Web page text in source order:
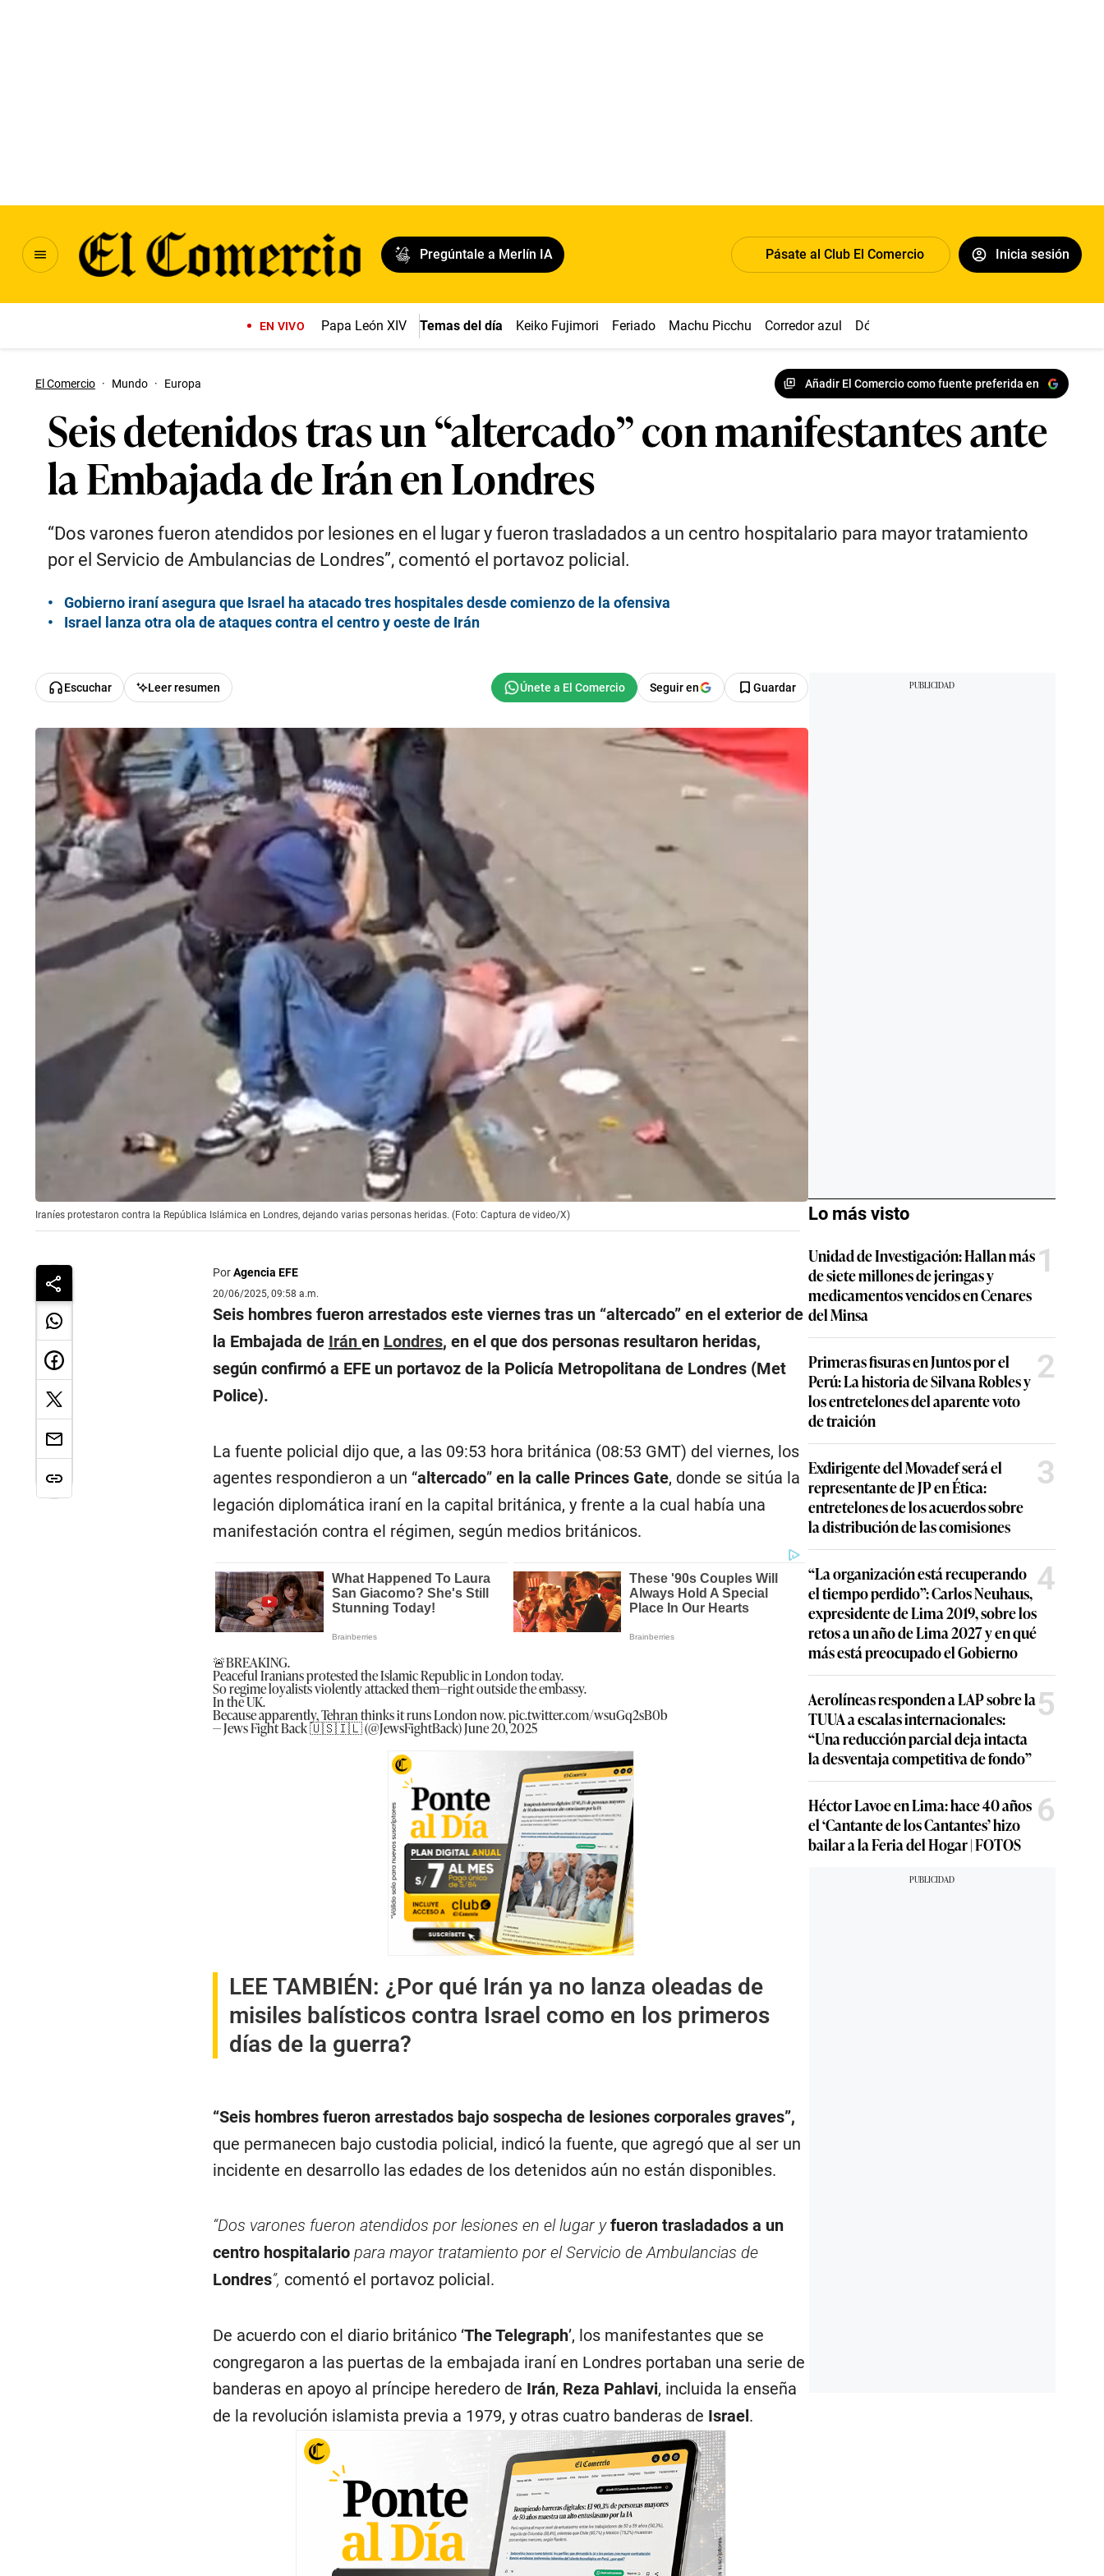
Pregúntale a Merlín IA Pásate al Club El Comercio Inicia sesión
EN VIVO Papa León XIV Temas del día Keiko Fujimori Feriado Machu Picchu Corredor azul Dólar
El Comercio · Mundo · Europa Añadir El Comercio como fuente preferida en
Seis detenidos tras un “altercado” con manifestantes ante
la Embajada de Irán en Londres
“Dos varones fueron atendidos por lesiones en el lugar y fueron trasladados a un centro hospitalario para mayor tratamiento
por el Servicio de Ambulancias de Londres”, comentó el portavoz policial.
Gobierno iraní asegura que Israel ha atacado tres hospitales desde comienzo de la ofensiva
Israel lanza otra ola de ataques contra el centro y oeste de Irán
Escuchar Leer resumen Seguir en Guardar
Iraníes protestaron contra la República Islámica en Londres, dejando varias personas heridas. (Foto: Captura de video/X)
PorAgencia EFE
20/06/2025, 09:58 a.m.
Seis hombres fueron arrestados este viernes tras un “altercado” en el exterior de
la Embajada de Irán en Londres, en el que dos personas resultaron heridas,
según confirmó a EFE un portavoz de la Policía Metropolitana de Londres (Met
Police).
La fuente policial dijo que, a las 09:53 hora británica (08:53 GMT) del viernes, los
agentes respondieron a un “altercado” en la calle Princes Gate, donde se sitúa la
legación diplomática iraní en la capital británica, y frente a la cual había una
manifestación contra el régimen, según medios británicos.
🚨BREAKING.
Peaceful Iranians protested the Islamic Republic in London today.
So regime loyalists violently attacked them—right outside the embassy.
In the UK.
Because apparently, Tehran thinks it runs London now.pic.twitter.com/wsuGq2sB0b
— Jews Fight Back 🇺🇸🇮🇱 (@JewsFightBack)June 20, 2025
LEE TAMBIÉN: ¿Por qué Irán ya no lanza oleadas de
misiles balísticos contra Israel como en los primeros
días de la guerra?
“Seis hombres fueron arrestados bajo sospecha de lesiones corporales graves”,
que permanecen bajo custodia policial, indicó la fuente, que agregó que al ser un
incidente en desarrollo las edades de los detenidos aún no están disponibles.
“Dos varones fueron atendidos por lesiones en el lugar yfueron trasladados a un
centro hospitalariopara mayor tratamiento por el Servicio de Ambulancias de
Londres”, comentó el portavoz policial.
De acuerdo con el diario británico ‘The Telegraph’, los manifestantes que se
congregaron a las puertas de la embajada iraní en Londres portaban una serie de
banderas en apoyo al príncipe heredero de Irán, Reza Pahlavi, incluida la enseña
de la revolución islamista previa a 1979, y otras cuatro banderas de Israel.
Lo más visto
Unidad de Investigación: Hallan más
de siete millones de jeringas y
medicamentos vencidos en Cenares
del Minsa
1
Primeras fisuras en Juntos por el
Perú: La historia de Silvana Robles y
los entretelones del aparente voto
de traición
2
Exdirigente del Movadef será el
representante de JP en Ética:
entretelones de los acuerdos sobre
la distribución de las comisiones
3
“La organización está recuperando
el tiempo perdido”: Carlos Neuhaus,
expresidente de Lima 2019, sobre los
retos a un año de Lima 2027 y en qué
más está preocupado el Gobierno
4
Aerolíneas responden a LAP sobre la
TUUA a escalas internacionales:
“Una reducción parcial deja intacta
la desventaja competitiva de fondo”
5
Héctor Lavoe en Lima: hace 40 años
el ‘Cantante de los Cantantes’ hizo
bailar a la Feria del Hogar | FOTOS
6